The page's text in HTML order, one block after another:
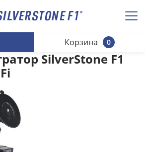
0
Корзина
SilverStone F1